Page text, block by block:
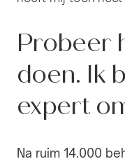
Probeer
doen. Ik
expert
Na ruim 14.000